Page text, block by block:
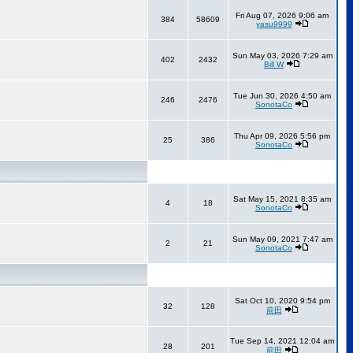
384 58609
Fri Aug 07, 2026 9:06 am
yasu9999
402 2432
Sun May 03, 2026 7:29 am
Bill W
246 2476
Tue Jun 30, 2026 4:50 am
SonotaCo
25 386
Thu Apr 09, 2026 5:56 pm
SonotaCo
4 18
Sat May 15, 2021 8:35 am
SonotaCo
2 21
Sun May 09, 2021 7:47 am
SonotaCo
32 128
Sat Oct 10, 2020 9:54 pm
前田
28 201
Tue Sep 14, 2021 12:04 am
前田